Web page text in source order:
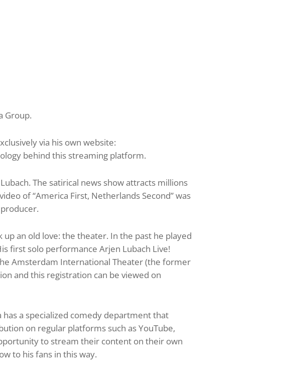
Group.
via his own website:
behind this streaming platform.
The satirical news show attracts millions
of “America First, Netherlands Second” was
up an old love: the theater. In the past he played
first solo performance Arjen Lubach Live!
Amsterdam International Theater (the former
and this registration can be viewed on
a specialized comedy department that
on regular platforms such as YouTube,
to stream their content on their own
to his fans in this way.